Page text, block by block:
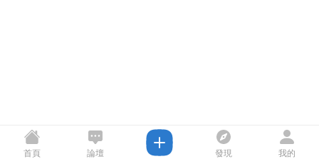
首頁 論壇 發現 我的